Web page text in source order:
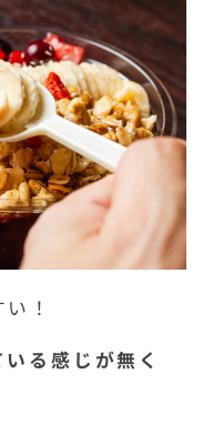
！
る感じが無く